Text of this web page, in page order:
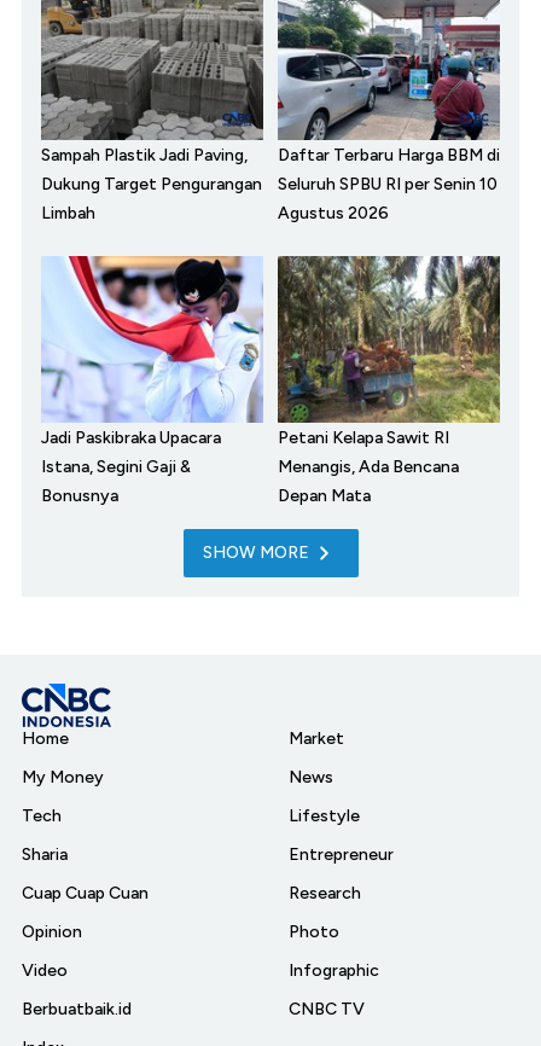
Sampah Plastik Jadi Paving,
Dukung Target Pengurangan
Limbah
Daftar Terbaru Harga BBM di
Seluruh SPBU RI per Senin 10
Agustus 2026
Jadi Paskibraka Upacara
Istana, Segini Gaji &
Bonusnya
Petani Kelapa Sawit RI
Menangis, Ada Bencana
Depan Mata
SHOW MORE
Home
My Money
Tech
Sharia
Cuap Cuap Cuan
Opinion
Video
Berbuatbaik.id
Market
News
Lifestyle
Entrepreneur
Research
Photo
Infographic
CNBC TV